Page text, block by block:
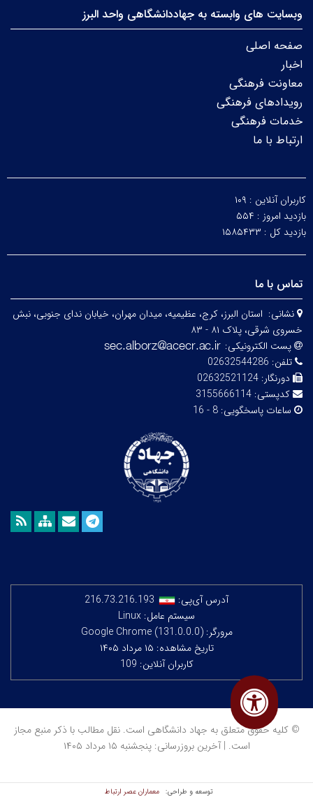
وبسایت های وابسته به جهاددانشگاهی واحد البرز
صفحه اصلی
اخبار
معاونت فرهنگی
رویدادهای فرهنگی
خدمات فرهنگی
ارتباط با ما
کاربران آنلاین : ۱۰۹
بازدید امروز : ۵۵۴
بازدید کل : ۱۵۸۵۴۳۳
تماس با ما
نشانی: استان البرز، کرج، عظیمیه، میدان مهران، خیابان ندای جنوبی، نبش
خسروی شرقی، پلاک ۸۱ - ۸۳
پست الکترونیکی:
تلفن: 02632544286
دورنگار: 02632521124
کدپستی: 3155666114
ساعات پاسخگویی: 8 - 16
آدرس آی‌پی:
216.73.216.193
سیستم عامل: Linux
مرورگر: Google Chrome (131.0.0.0)
تاریخ مشاهده: ۱۵ مرداد ۱۴۰۵
کاربران آنلاین: 109
© کلیه حقوق متعلق به جهاد دانشگاهی است. نقل مطالب با ذکر منبع مجاز
است. | آخرین بروزرسانی: پنجشنبه ۱۵ مرداد ۱۴۰۵
توسعه و طراحی: معماران عصر‌ ارتباط